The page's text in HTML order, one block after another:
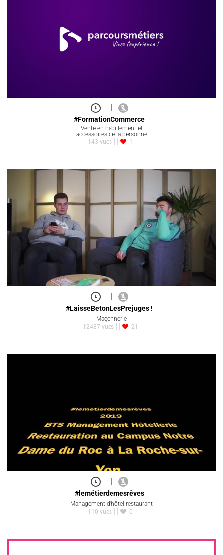
|
#FormationCommerce
Vente en habillement et
accessoires de la personne
143 vues
1
#LaisseBetonLesPrejuges !
Maçonnerie
12487 vues
21
|
#lemétierdemesrêves
Management d'hôtel-restaurant
110 vues
0